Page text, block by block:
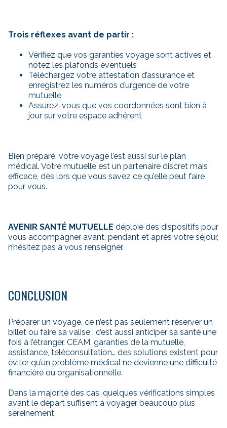
Trois réflexes avant de partir :
Vérifiez que vos garanties voyage sont actives et
notez les plafonds éventuels
Téléchargez votre attestation d’assurance et
enregistrez les numéros d’urgence de votre
mutuelle
Assurez-vous que vos coordonnées sont bien à
jour sur votre espace adhérent
Bien préparé, votre voyage l’est aussi sur le plan
médical. Votre mutuelle est un partenaire discret mais
efficace, dès lors que vous savez ce qu’elle peut faire
pour vous.
AVENIR SANTÉ MUTUELLE déploie des dispositifs pour
vous accompagner avant, pendant et après votre séjour,
n’hésitez pas à vous renseigner.
CONCLUSION
Préparer un voyage, ce n’est pas seulement réserver un
billet ou faire sa valise : c’est aussi anticiper sa santé une
fois à l’étranger. CEAM, garanties de la mutuelle,
assistance, téléconsultation… des solutions existent pour
éviter qu’un problème médical ne devienne une difficulté
financière ou organisationnelle.
Dans la majorité des cas, quelques vérifications simples
avant le départ suffisent à voyager beaucoup plus
sereinement.